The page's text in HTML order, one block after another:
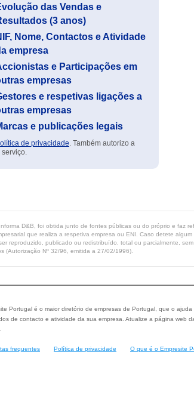
das Vendas e
(3 anos)
Nome, Contactos e Atividade
empresa
e Participações em
empresas
e respetivas ligações a
empresas
e publicações legais
de privacidade. Também autorizo a
D&B, foi obtida junto de fontes públicas ou do próprio e faz
que realiza a respetiva empresa ou ENI. Caso detete
reproduzido, publicado ou redistribuído, total ou parcialmente,
(Autorização Nº 32/96, emitida a 27/02/1996).
Portugal é o maior diretório de empresas de Portugal, que o
de contacto e atividade da sua empresa. Atualize a página web
frequentes Política de privacidade O que é o Empresite